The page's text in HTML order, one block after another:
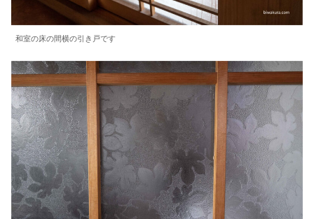
和室の床の間横の引き戸です